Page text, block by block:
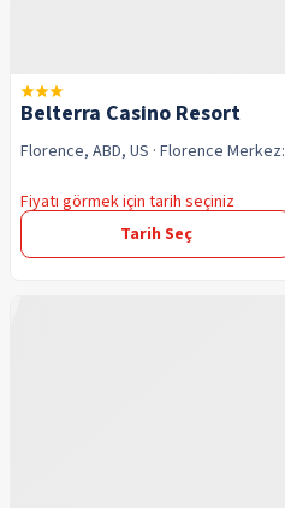
Belterra Casino Resort
Florence, ABD, US · Florence Merkez:
Fiyatı görmek için tarih seçiniz
Tarih Seç